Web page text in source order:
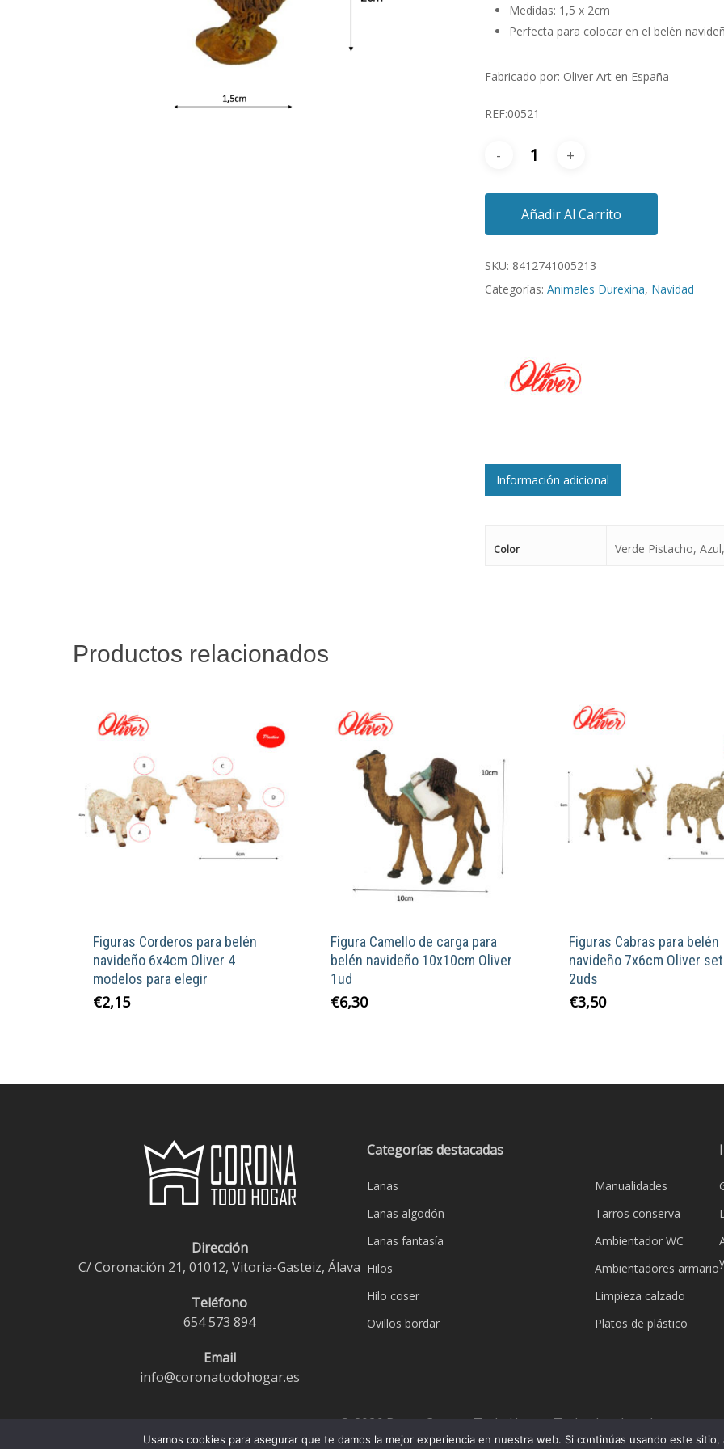
Medidas: 1,5 x 2cm
Perfecta para colocar en el belén
Fabricado por: Oliver Art en España
REF:00521
Añadir Al Carrito
SKU: 8412741005213
Categorías: Animales Durexina, Navidad
Información adicional
Color Verde Pistacho,
Productos relacionados
Figuras Corderos para belén
navideño 6x4cm Oliver 4
modelos para elegir
€2,15
variantes.
se
elegir
en
página
de
producto
Figura Camello de carga para
belén navideño 10x10cm Oliver
1ud
€6,30
Figuras Cabras para belén
navideño 7x6cm Oliver set
2uds
€3,50
Dirección
C/ Coronación 21, 01012, Vitoria-Gasteiz, Álava
Teléfono
654 573 894
Email
info@coronatodohogar.es
Categorías destacadas
Lanas
Lanas algodón
Lanas fantasía
Hilos
Hilo coser
Ovillos bordar
Manualidades
Tarros conserva
Ambientador WC
Ambientadores armario
Limpieza calzado
Platos de plástico
© 2026 Bazar Corona Todo Hogar. Todos los derechos
Usamos cookies para asegurar que te damos la mejor experiencia en nuestra web. Si continúas usando este